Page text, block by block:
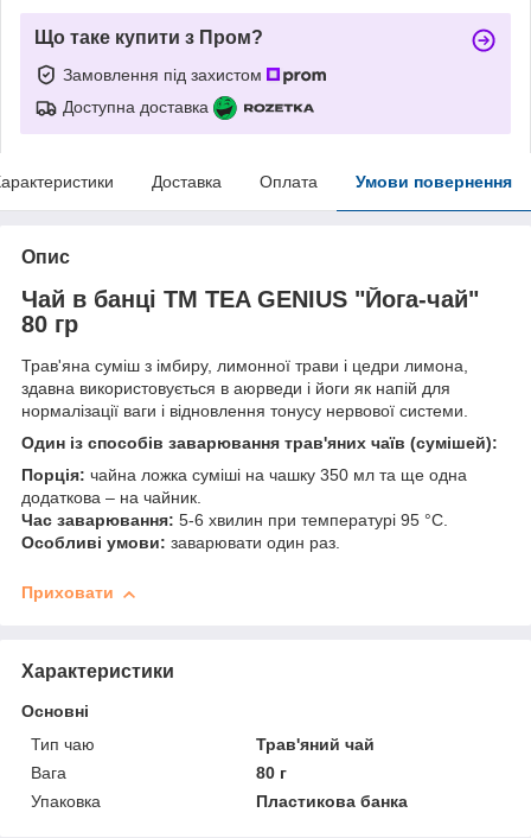
Що таке купити з Пром?
Замовлення під захистом
Доступна доставка
Доставка Оплата Умови повернення
Опис
Чай в банці TM TEA GENIUS "Йога-чай"
80 гр
Трав'яна суміш з імбиру, лимонної трави і цедри лимона,
здавна використовується в аюрведи і йоги як напій для
нормалізації ваги і відновлення тонусу нервової системи.
Один із способів заварювання трав'яних чаїв (сумішей):
Порція: чайна ложка суміші на чашку 350 мл та ще одна
додаткова – на чайник.
Час заварювання: 5-6 хвилин при температурі 95 °C.
Особливі умови: заварювати один раз.
Приховати
Характеристики
Основні
Тип чаю
Трав'яний чай
Вага
80 г
Упаковка
Пластикова банка